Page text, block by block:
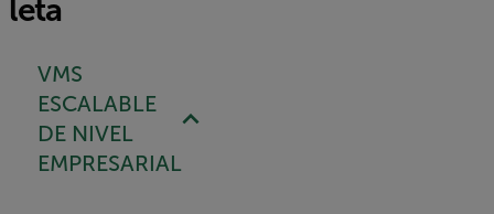
leta
VMS
ESCALABLE
DE NIVEL
EMPRESARIAL